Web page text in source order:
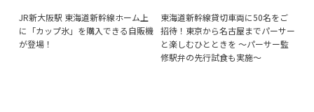
JR新大阪駅 東海道新幹線ホーム上
に「カップ氷」を購入できる自販機
が登場！
東海道新幹線貸切車両に50名をご
招待！東京から名古屋までパーサー
と楽しむひとときを ～パーサー監
修駅弁の先行試食も実施～